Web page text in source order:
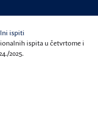
ispiti
ispita u četvrtome i
2025.